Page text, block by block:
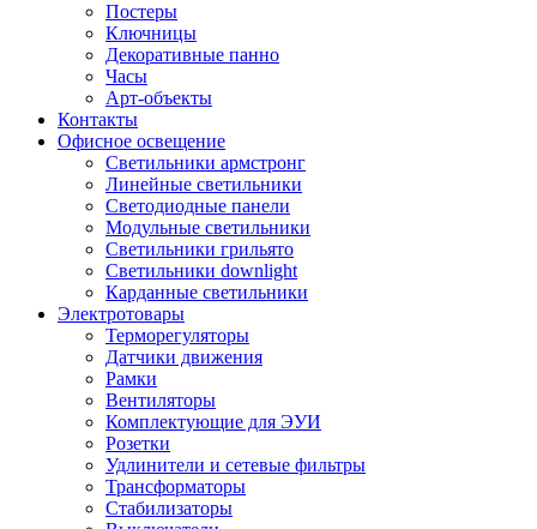
Постеры
Ключницы
Декоративные панно
Часы
Арт-объекты
Контакты
Офисное освещение
Светильники армстронг
Линейные светильники
Светодиодные панели
Модульные светильники
Светильники грильято
Светильники downlight
Карданные светильники
Электротовары
Терморегуляторы
Датчики движения
Рамки
Вентиляторы
Комплектующие для ЭУИ
Розетки
Удлинители и сетевые фильтры
Трансформаторы
Стабилизаторы